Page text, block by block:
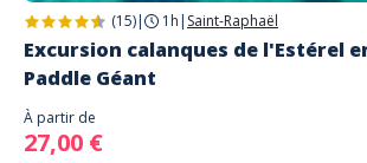
(15)| 1h | Saint-Raphaël
Excursion calanques de l'Estérel
Paddle Géant
À partir de
27,00 €